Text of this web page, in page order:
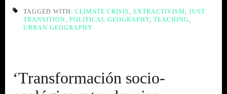
TAGGED WITH: CLIMATE CRISIS, EXTRACTIVISM, JUST
TRANSITION, POLITICAL GEOGRAPHY, TEACHING,
URBAN GEOGRAPHY
‘Transformación socio-